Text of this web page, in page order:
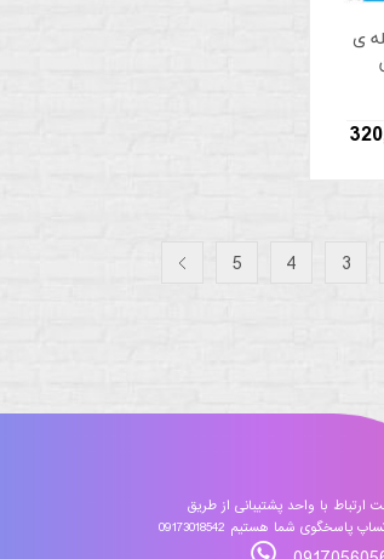
ی
3
4
5
ارتباط با واحد پشتیبانی از طریق
پاسخگوی شما هستیم 09173018542